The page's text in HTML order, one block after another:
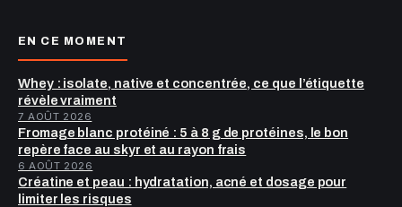
EN CE MOMENT
Whey : isolate, native et concentrée, ce que l’étiquette
révèle vraiment
7 AOÛT 2026
Fromage blanc protéiné : 5 à 8 g de protéines, le bon
repère face au skyr et au rayon frais
6 AOÛT 2026
Créatine et peau : hydratation, acné et dosage pour
limiter les risques